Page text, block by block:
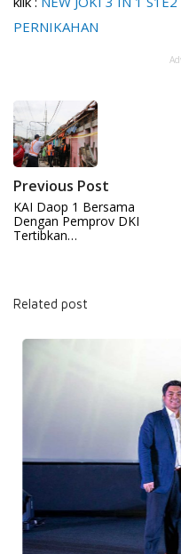
PERNIKAHAN
Previous Post
KAI Daop 1 Bersama
Dengan Pemprov DKI
Tertibkan…
Related post